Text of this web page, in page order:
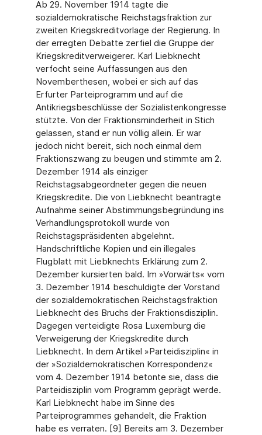
Ab 29. November 1914 tagte die
sozialdemokratische Reichstagsfraktion zur
zweiten Kriegskreditvorlage der Regierung. In
der erregten Debatte zerfiel die Gruppe der
Kriegskreditverweigerer. Karl Liebknecht
verfocht seine Auffassungen aus den
Novemberthesen, wobei er sich auf das
Erfurter Parteiprogramm und auf die
Antikriegsbeschlüsse der Sozialistenkongresse
stützte. Von der Fraktionsminderheit in Stich
gelassen, stand er nun völlig allein. Er war
jedoch nicht bereit, sich noch einmal dem
Fraktionszwang zu beugen und stimmte am 2.
Dezember 1914 als einziger
Reichstagsabgeordneter gegen die neuen
Kriegskredite. Die von Liebknecht beantragte
Aufnahme seiner Abstimmungsbegründung ins
Verhandlungsprotokoll wurde von
Reichstagspräsidenten abgelehnt.
Handschriftliche Kopien und ein illegales
Flugblatt mit Liebknechts Erklärung zum 2.
Dezember kursierten bald. Im »Vorwärts« vom
3. Dezember 1914 beschuldigte der Vorstand
der sozialdemokratischen Reichstagsfraktion
Liebknecht des Bruchs der Fraktionsdisziplin.
Dagegen verteidigte Rosa Luxemburg die
Verweigerung der Kriegskredite durch
Liebknecht. In dem Artikel »Parteidisziplin« in
der »Sozialdemokratischen Korrespondenz«
vom 4. Dezember 1914 betonte sie, dass die
Parteidisziplin vom Programm geprägt werde.
Karl Liebknecht habe im Sinne des
Parteiprogrammes gehandelt, die Fraktion
habe es verraten. [9] Bereits am 3. Dezember